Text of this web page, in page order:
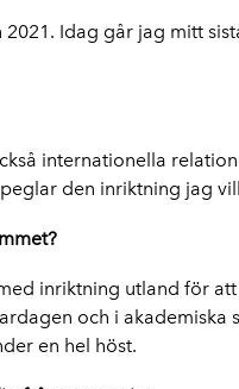
Idag går jag mitt
internationella
den inriktning jag
inriktning utland för
och i akademiska
en hel höst.